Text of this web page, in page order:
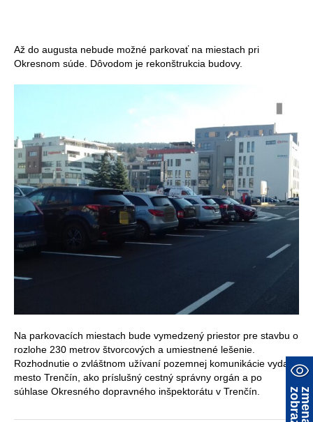
Až do augusta nebude možné parkovať na miestach pri
Okresnom súde. Dôvodom je rekonštrukcia budovy.
Na parkovacích miestach bude vymedzený priestor pre stavbu o
rozlohe 230 metrov štvorcových a umiestnené lešenie.
Rozhodnutie o zvláštnom užívaní pozemnej komunikácie vydalo
mesto Trenčín, ako príslušný cestný správny orgán a po
súhlase Okresného dopravného inšpektorátu v Trenčín.
z
m
e
n
a
z
o
b
r
a
z
e
n
i